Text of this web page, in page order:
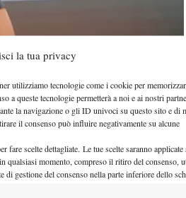
la tua privacy
utilizziamo tecnologie come i cookie per
a queste tecnologie permetterà a noi e ai nostri
la navigazione o gli ID univoci su questo sito e di
il consenso può influire negativamente su alcune
fare scelte dettagliate. Le tue scelte saranno applicate
qualsiasi momento, compreso il ritiro del consenso,
gestione del consenso nella parte inferiore dello
75 di Tunisi
Inaki Montes-de
della sua
l’italiano, infatti